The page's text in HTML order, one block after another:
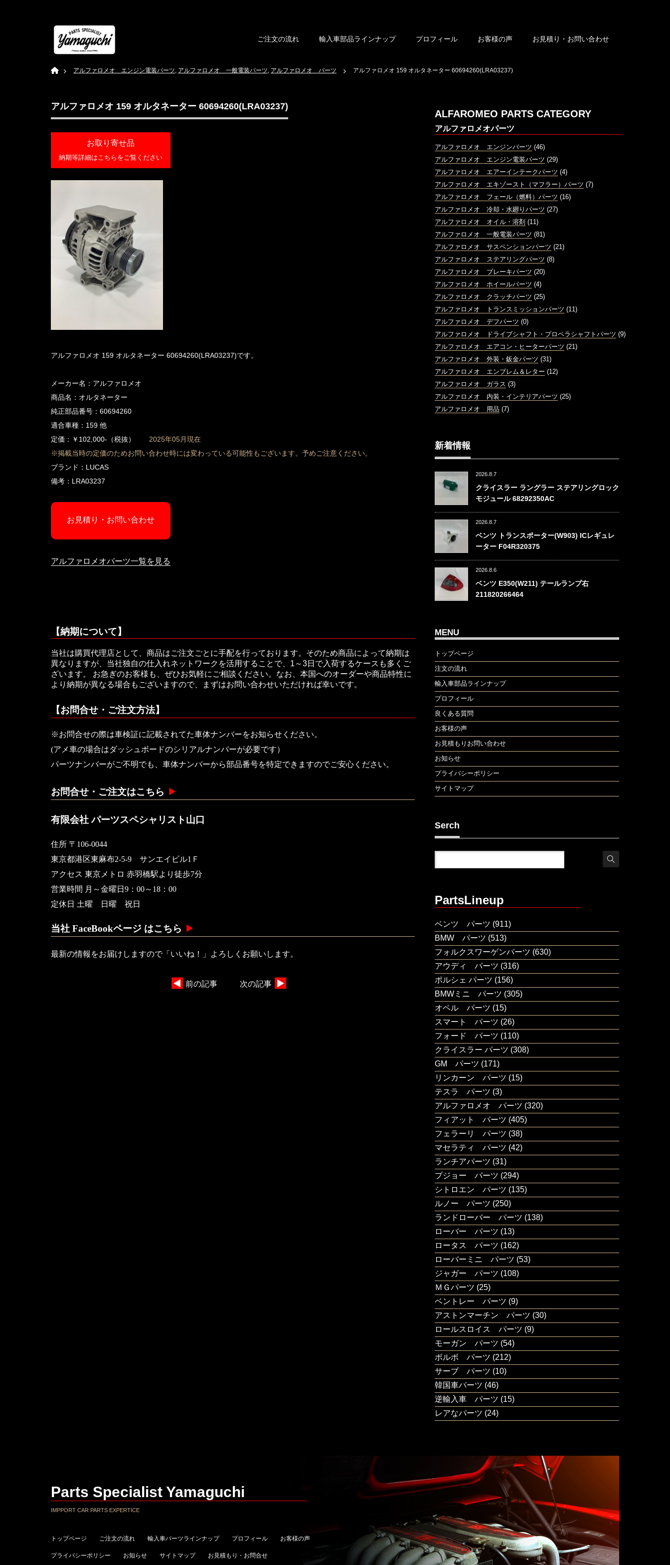
ご注文の流れ 輸入車部品ラインナップ プロフィール お客様の声 お見積り・お問い合わせ
Home アルファロメオ エンジン電装パーツ, アルファロメオ 一般電装パーツ, アルファロメオ パーツ アルファロメオ 159 オルタネーター 60694260(LRA03237)
アルファロメオ 159 オルタネーター 60694260(LRA03237)
お取り寄せ品
納期等詳細はこちらをご覧ください
アルファロメオ 159 オルタネーター 60694260(LRA03237)です。
メーカー名：アルファロメオ
商品名：オルタネーター
純正部品番号：60694260
適合車種：159 他
定価：￥102,000-（税抜） 2025年05月現在
※掲載当時の定価のためお問い合わせ時には変わっている可能性もございます。予めご注意ください。
ブランド：LUCAS
備考：LRA03237
お見積り・お問い合わせ
アルファロメオパーツ一覧を見る
【納期について】
当社は購買代理店として、商品はご注文ごとに手配を行っております。そのため商品によって納期は
異なりますが、当社独自の仕入れネットワークを活用することで、1～3日で入荷するケースも多くご
ざいます。 お急ぎのお客様も、ぜひお気軽にご相談ください。なお、本国へのオーダーや商品特性に
より納期が異なる場合もございますので、まずはお問い合わせいただければ幸いです。
【お問合せ・ご注文方法】
※お問合せの際は車検証に記載されてた車体ナンバーをお知らせください。
(アメ車の場合はダッシュボードのシリアルナンバーが必要です）
パーツナンバーがご不明でも、車体ナンバーから部品番号を特定できますのでご安心ください。
お問合せ・ご注文はこちら
有限会社 パーツスペシャリスト山口
住所 〒106-0044
東京都港区東麻布2-5-9 サンエイビル1Ｆ
アクセス 東京メトロ 赤羽橋駅より徒歩7分
営業時間 月～金曜日9：00～18：00
定休日 土曜 日曜 祝日
当社 FaceBookページ はこちら
最新の情報をお届けしますので「いいね！」よろしくお願いします。
前の記事 次の記事
ALFAROMEO PARTS CATEGORY
アルファロメオパーツ
アルファロメオ エンジンパーツ (46)
アルファロメオ エンジン電装パーツ (29)
アルファロメオ エアーインテークパーツ (4)
アルファロメオ エキゾースト（マフラー）パーツ (7)
アルファロメオ フェール（燃料）パーツ (16)
アルファロメオ 冷却・水廻りパーツ (27)
アルファロメオ オイル・溶剤 (11)
アルファロメオ 一般電装パーツ (81)
アルファロメオ サスペンションパーツ (21)
アルファロメオ ステアリングパーツ (8)
アルファロメオ ブレーキパーツ (20)
アルファロメオ ホイールパーツ (4)
アルファロメオ クラッチパーツ (25)
アルファロメオ トランスミッションパーツ (11)
アルファロメオ デフパーツ (0)
アルファロメオ ドライブシャフト・プロペラシャフトパーツ (9)
アルファロメオ エアコン・ヒーターパーツ (21)
アルファロメオ 外装・鈑金パーツ (31)
アルファロメオ エンブレム＆レター (12)
アルファロメオ ガラス (3)
アルファロメオ 内装・インテリアパーツ (25)
アルファロメオ 用品 (7)
新着情報
2026.8.7
クライスラー ラングラー ステアリングロック
モジュール 68292350AC
2026.8.7
ベンツ トランスポーター(W903) ICレギュレ
ーター F04R320375
2026.8.6
ベンツ E350(W211) テールランプ右
211820266464
MENU
トップページ
注文の流れ
輸入車部品ラインナップ
プロフィール
良くある質問
お客様の声
お見積もりお問い合わせ
お知らせ
プライバシーポリシー
サイトマップ
Serch
PartsLineup
ベンツ パーツ (911)
BMW パーツ (513)
フォルクスワーゲンパーツ (630)
アウディ パーツ (316)
ポルシェ パーツ (156)
BMWミニ パーツ (305)
オペル パーツ (15)
スマート パーツ (26)
フォード パーツ (110)
クライスラー パーツ (308)
GM パーツ (171)
リンカーン パーツ (15)
テスラ パーツ (3)
アルファロメオ パーツ (320)
フィアット パーツ (405)
フェラーリ パーツ (38)
マセラティ パーツ (42)
ランチアパーツ (31)
プジョー パーツ (294)
シトロエン パーツ (135)
ルノー パーツ (250)
ランドローバー パーツ (138)
ローバー パーツ (13)
ロータス パーツ (162)
ローバーミニ パーツ (53)
ジャガー パーツ (108)
ＭＧパーツ (25)
ベントレー パーツ (9)
アストンマーチン パーツ (30)
ロールスロイス パーツ (9)
モーガン パーツ (54)
ボルボ パーツ (212)
サーブ パーツ (10)
韓国車パーツ (46)
逆輸入車 パーツ (15)
レアなパーツ (24)
Parts Specialist Yamaguchi
IMPPORT CAR PARTS EXPERTICE
トップページ ご注文の流れ 輸入車パーツラインナップ プロフィール お客様の声
プライバシーポリシー お知らせ サイトマップ お見積もり・お問合せ